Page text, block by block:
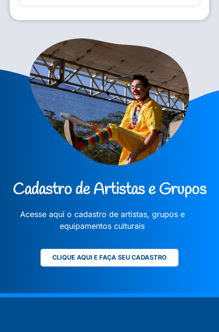
Cadastro de Artistas e Grupos
Acesse aqui o cadastro de artistas, grupos e
equipamentos culturais
CLIQUE AQUI E FAÇA SEU CADASTRO